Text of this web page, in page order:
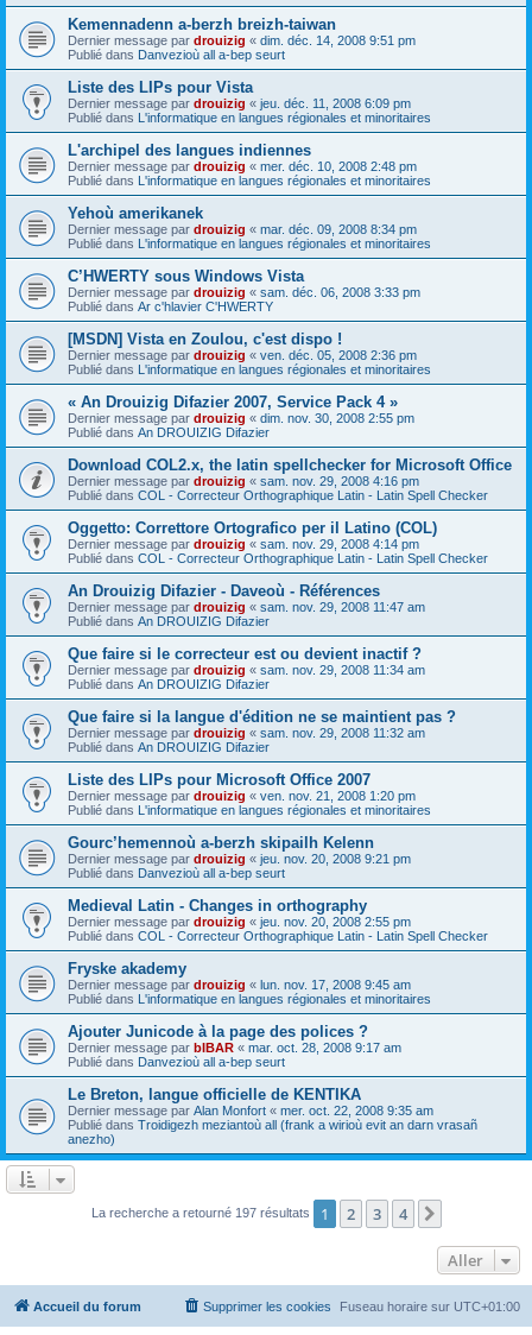
Kemennadenn a-berzh breizh-taiwan
Dernier message par drouizig « dim. déc. 14, 2008 9:51 pm
Publié dans Danvezioù all a-bep seurt
Liste des LIPs pour Vista
Dernier message par drouizig « jeu. déc. 11, 2008 6:09 pm
Publié dans L'informatique en langues régionales et minoritaires
L'archipel des langues indiennes
Dernier message par drouizig « mer. déc. 10, 2008 2:48 pm
Publié dans L'informatique en langues régionales et minoritaires
Yehoù amerikanek
Dernier message par drouizig « mar. déc. 09, 2008 8:34 pm
Publié dans L'informatique en langues régionales et minoritaires
C’HWERTY sous Windows Vista
Dernier message par drouizig « sam. déc. 06, 2008 3:33 pm
Publié dans Ar c'hlavier C'HWERTY
[MSDN] Vista en Zoulou, c'est dispo !
Dernier message par drouizig « ven. déc. 05, 2008 2:36 pm
Publié dans L'informatique en langues régionales et minoritaires
« An Drouizig Difazier 2007, Service Pack 4 »
Dernier message par drouizig « dim. nov. 30, 2008 2:55 pm
Publié dans An DROUIZIG Difazier
Download COL2.x, the latin spellchecker for Microsoft Office
Dernier message par drouizig « sam. nov. 29, 2008 4:16 pm
Publié dans COL - Correcteur Orthographique Latin - Latin Spell Checker
Oggetto: Correttore Ortografico per il Latino (COL)
Dernier message par drouizig « sam. nov. 29, 2008 4:14 pm
Publié dans COL - Correcteur Orthographique Latin - Latin Spell Checker
An Drouizig Difazier - Daveoù - Références
Dernier message par drouizig « sam. nov. 29, 2008 11:47 am
Publié dans An DROUIZIG Difazier
Que faire si le correcteur est ou devient inactif ?
Dernier message par drouizig « sam. nov. 29, 2008 11:34 am
Publié dans An DROUIZIG Difazier
Que faire si la langue d'édition ne se maintient pas ?
Dernier message par drouizig « sam. nov. 29, 2008 11:32 am
Publié dans An DROUIZIG Difazier
Liste des LIPs pour Microsoft Office 2007
Dernier message par drouizig « ven. nov. 21, 2008 1:20 pm
Publié dans L'informatique en langues régionales et minoritaires
Gourc’hemennoù a-berzh skipailh Kelenn
Dernier message par drouizig « jeu. nov. 20, 2008 9:21 pm
Publié dans Danvezioù all a-bep seurt
Medieval Latin - Changes in orthography
Dernier message par drouizig « jeu. nov. 20, 2008 2:55 pm
Publié dans COL - Correcteur Orthographique Latin - Latin Spell Checker
Fryske akademy
Dernier message par drouizig « lun. nov. 17, 2008 9:45 am
Publié dans L'informatique en langues régionales et minoritaires
Ajouter Junicode à la page des polices ?
Dernier message par bIBAR « mar. oct. 28, 2008 9:17 am
Publié dans Danvezioù all a-bep seurt
Le Breton, langue officielle de KENTIKA
Dernier message par Alan Monfort « mer. oct. 22, 2008 9:35 am
Publié dans Troidigezh meziantoù all (frank a wirioù evit an darn vrasañ
anezho)
La recherche a retourné 197 résultats 1 2 3 4
Aller
Accueil du forum Fuseau horaire sur UTC+01:00
Supprimer les cookies